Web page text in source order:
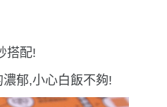
搭配!
郁,小心白飯不夠!